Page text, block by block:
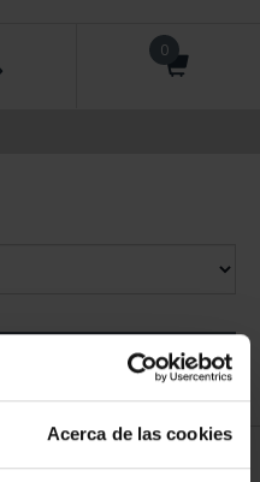
Acerca de las cookies
0